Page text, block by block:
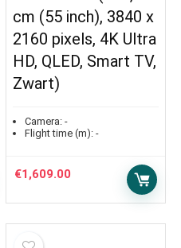
cm (55 inch), 3840 x
2160 pixels, 4K Ultra
HD, QLED, Smart TV,
Zwart)
Camera: -
Flight time (m): -
€1,609.00